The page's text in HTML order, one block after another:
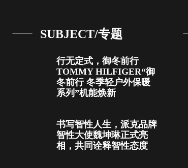
SUBJECT/专题
行无定式，御冬前行
TOMMY HILFIGER“御
冬前行 冬季轻户外保暖
系列”机能焕新
书写智性人生，派克品牌
智性大使魏坤琳正式亮
相，共同诠释智性态度